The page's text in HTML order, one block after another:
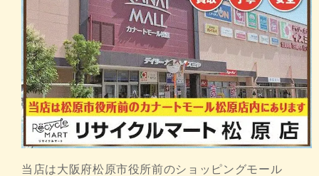
当店は大阪府松原市役所前のショッピングモール